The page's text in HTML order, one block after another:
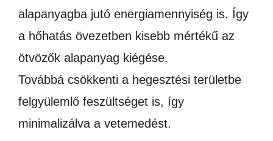
alapanyagba jutó energiamennyiség is. Így
a hőhatás övezetben kisebb mértékű az
ötvözők alapanyag kiégése.
Továbbá csökkenti a hegesztési területbe
felgyülemlő feszültséget is, így
minimalizálva a vetemedést.